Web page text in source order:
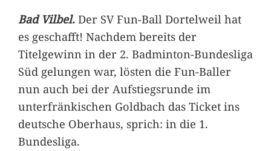
Bad Vilbel. Der SV Fun-Ball Dortelweil hat
es geschafft! Nachdem bereits der
Titelgewinn in der 2. Badminton-Bundesliga
Süd gelungen war, lösten die Fun-Baller
nun auch bei der Aufstiegsrunde im
unterfränkischen Goldbach das Ticket ins
deutsche Oberhaus, sprich: in die 1.
Bundesliga.